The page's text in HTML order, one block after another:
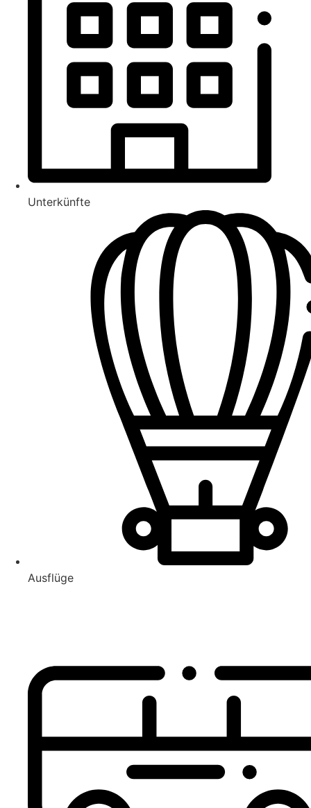
Unterkünfte
Ausflüge